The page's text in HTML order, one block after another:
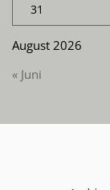
August 2026
31
« Juni